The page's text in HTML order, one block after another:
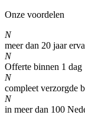
Onze voordelen
N
meer dan 20 jaar
N
Offerte binnen 1 dag
N
compleet verzorgde
N
in meer dan 100